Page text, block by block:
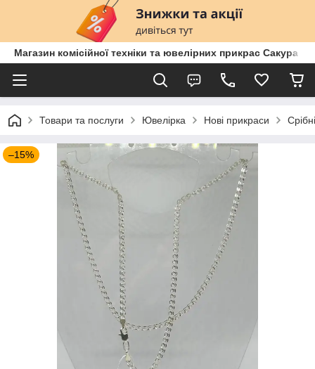
Магазин комісійної техніки та ювелірних прикрас Сакура
Товари та послуги Ювелірка Нові прикраси
–15%